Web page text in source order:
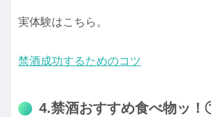
実体験はこちら。
禁酒成功するためのコツ
4.禁酒おすすめ食べ物ッ